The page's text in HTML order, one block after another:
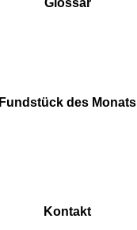
Glossar
Fundstück des Monats
Kontakt